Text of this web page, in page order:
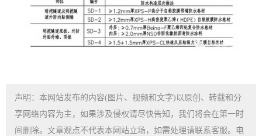
声明：本网站发布的内容(图片、视频和文字)以原创、转载和分
享网络内容为主，如果涉及侵权请尽快告知，我们将会在第一时
间删除。文章观点不代表本网站立场，如需处理请联系客服。电